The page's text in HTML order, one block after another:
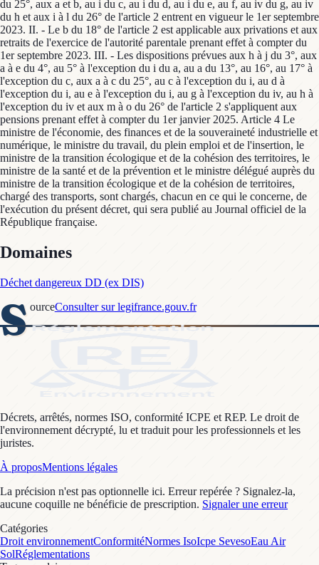
Domaines
Déchet dangereux DD (ex DIS)
S ourceConsulter sur legifrance.gouv.fr
Décrets, arrêtés, normes ISO, conformité ICPE et REP. Le droit de
l'environnement décrypté, lu et traduit pour les professionnels et les
juristes.
À proposMentions légales
La précision n'est pas optionnelle ici. Erreur repérée ? Signalez-la,
aucune coquille ne bénéficie de prescription. Signaler une erreur
Catégories
Droit environnementConformitéNormes IsoIcpe SevesoEau Air
SolRéglementations